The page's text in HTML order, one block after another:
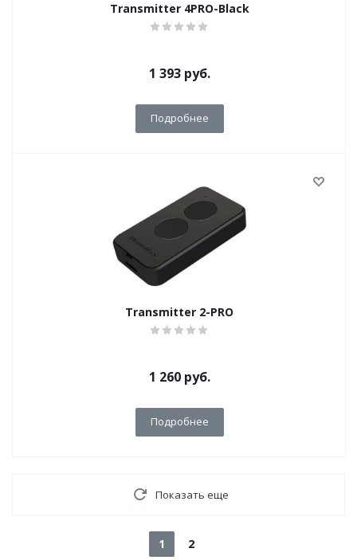
Transmitter 4PRO-Black
1 393руб.
Подробнее
Transmitter 2-PRO
1 260руб.
Подробнее
Показать еще
1 2